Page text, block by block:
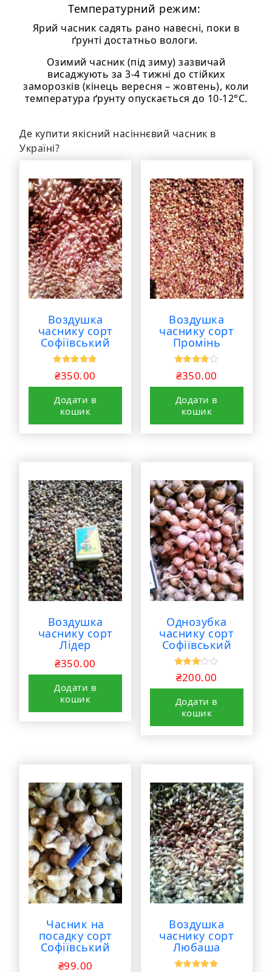
Температурний режим:
Ярий часник садять рано навесні, поки в
ґрунті достатньо вологи.
Озимий часник (під зиму) зазвичай
висаджують за 3-4 тижні до стійких
заморозків (кінець вересня – жовтень), коли
температура ґрунту опускається до 10-12°C.
Де купити якісний насіннєвий часник в
Україні?
Воздушка
часнику сорт
Софіївський
Оцінено в
5.00
з 5
₴350.00
Додати в
кошик
Воздушка
часнику сорт
Промінь
Оцінено
в
4.00
₴350.00
Додати в
кошик
Воздушка
часнику сорт
Лідер
₴350.00
Додати в
кошик
Однозубка
часнику сорт
Софіївський
Оціне
но в
3.00
₴200.00
Додати в
кошик
Часник на
посадку сорт
Софіївський
₴99.00
Воздушка
часнику сорт
Любаша